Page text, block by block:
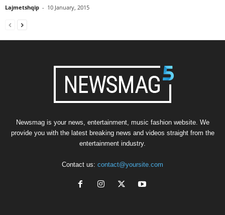
Lajmetshqip - 10 January, 2015
Newsmag is your news, entertainment, music fashion website. We
provide you with the latest breaking news and videos straight from the
entertainment industry.
Contact us: contact@yoursite.com